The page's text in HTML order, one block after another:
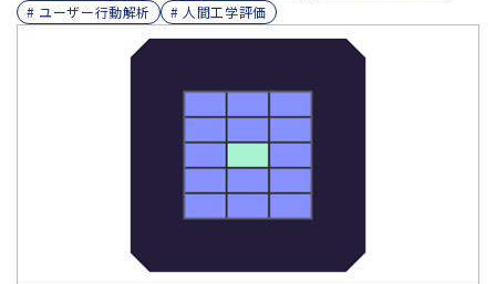
# ユーザー行動解析
# 人間工学評価